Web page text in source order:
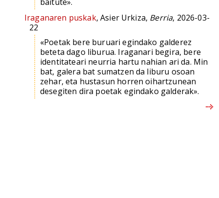
Iraganaren puskak, Asier Urkiza, Berria, 2026-03-
22
«Poetak bere buruari egindako galderez
beteta dago liburua. Iraganari begira, bere
identitateari neurria hartu nahian ari da. Min
bat, galera bat sumatzen da liburu osoan
zehar, eta hustasun horren oihartzunean
desegiten dira poetak egindako galderak».